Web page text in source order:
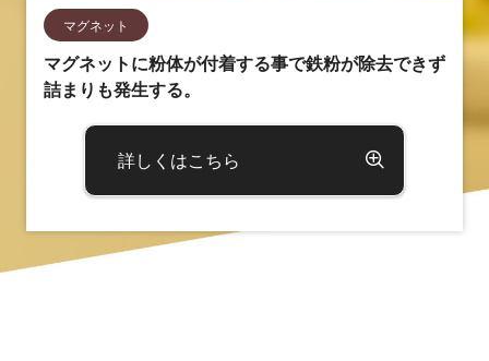
マグネット
マグネットに粉体が付着する事で鉄粉が除去できず
詰まりも発生する。
詳しくはこちら